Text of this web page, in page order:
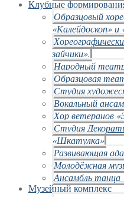
Клубные
Образцовый
«Калейдоскоп»
зайчики».
Народный
Образцовая
Студия
Вокальный
Хор ветеранов
Студия
«Шкатулка»
Развивающая
Молодёжная
Ансамбль танца
Музейный комплекс